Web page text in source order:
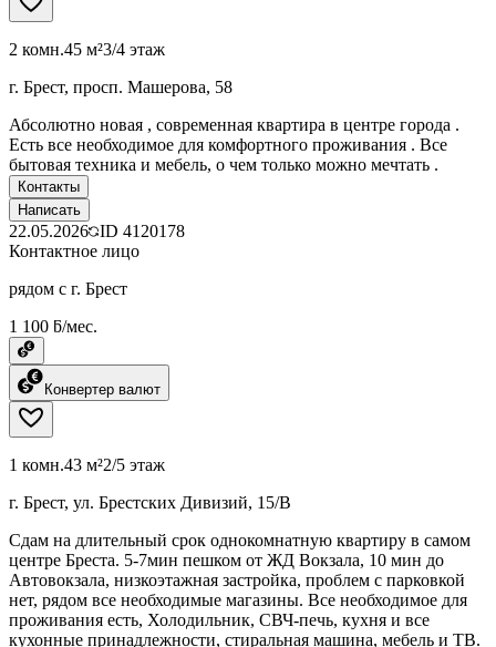
2 комн.45 м²3/4 этаж
г. Брест, просп. Машерова, 58
Абсолютно новая , современная квартира в центре города .
Есть все необходимое для комфортного проживания . Все
бытовая техника и мебель, о чем только можно мечтать .
Контакты
Написать
22.05.2026 ID 4120178
Контактное лицо
рядом с г. Брест
1 100 ƃ/мес.
Конвертер валют
1 комн.43 м²2/5 этаж
г. Брест, ул. Брестских Дивизий, 15/В
Сдам на длительный срок однокомнатную квартиру в самом
центре Бреста. 5-7мин пешком от ЖД Вокзала, 10 мин до
Автовокзала, низкоэтажная застройка, проблем с парковкой
нет, рядом все необходимые магазины. Все необходимое для
проживания есть, Холодильник, СВЧ-печь, кухня и все
кухонные принадлежности, стиральная машина, мебель и ТВ.